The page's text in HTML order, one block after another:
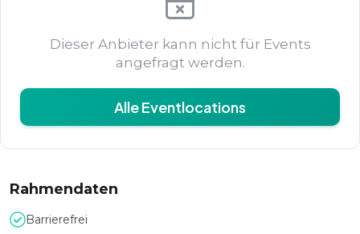
Dieser Anbieter kann nicht für Events
angefragt werden.
Alle Eventlocations
Rahmendaten
Barrierefrei